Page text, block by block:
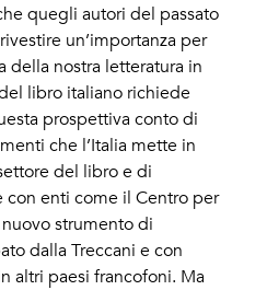
quegli autori del passato
un’importanza per
della nostra letteratura in
libro italiano richiede
prospettiva conto di
che l’Italia mette in
del libro e di
con enti come il Centro per
strumento di
dalla Treccani e con
altri paesi francofoni. Ma